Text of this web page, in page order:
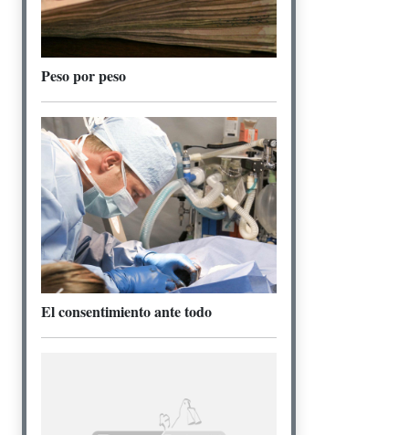
Peso por peso
El consentimiento ante todo